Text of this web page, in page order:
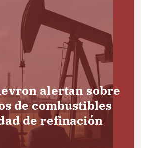
alertan sobre
de combustibles
de refinación